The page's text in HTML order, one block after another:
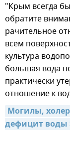
"Крым всегда
обратите
рачительное
всем
культура
большая вода
практически
отношение к
Могилы,
дефицит воды